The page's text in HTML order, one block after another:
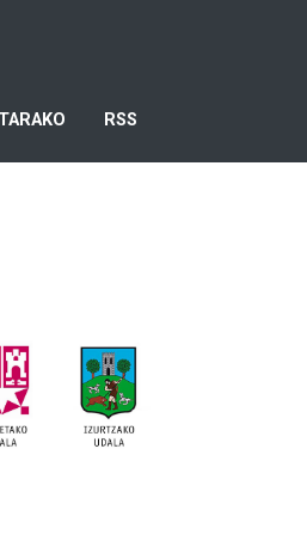
RSS